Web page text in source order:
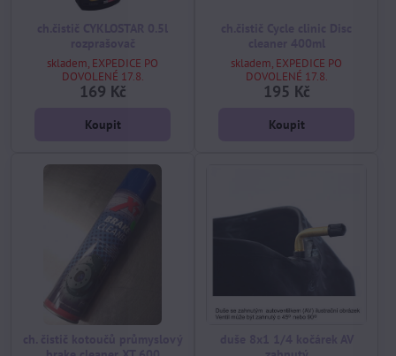
skladem, EXPEDICE PO
DOVOLENÉ 17.8.
169 Kč
Koupit
skladem, EXPEDICE PO
DOVOLENÉ 17.8.
195 Kč
Koupit